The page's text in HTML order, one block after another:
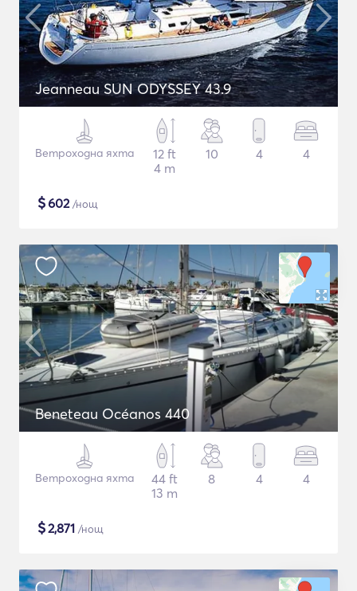
Jeanneau SUN ODYSSEY 43.9
Ветроходна яхта
12 ft
4 m
10 4 4
$602/нощ
Beneteau Océanos 440
Ветроходна яхта
44 ft
13 m
8 4 4
$2,871 /нощ